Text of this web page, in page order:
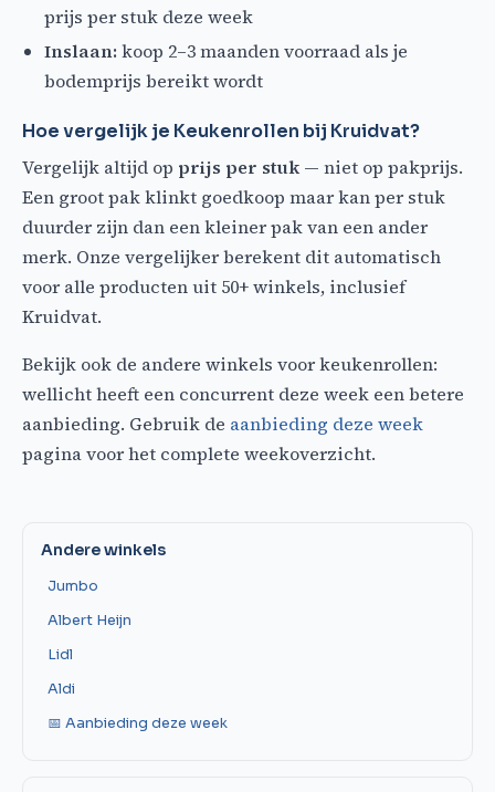
prijs per stuk deze week
Inslaan: koop 2–3 maanden voorraad als je
bodemprijs bereikt wordt
Hoe vergelijk je Keukenrollen bij Kruidvat?
Vergelijk altijd op prijs per stuk — niet op pakprijs.
Een groot pak klinkt goedkoop maar kan per stuk
duurder zijn dan een kleiner pak van een ander
merk. Onze vergelijker berekent dit automatisch
voor alle producten uit 50+ winkels, inclusief
Kruidvat.
Bekijk ook de andere winkels voor keukenrollen:
wellicht heeft een concurrent deze week een betere
aanbieding. Gebruik de aanbieding deze week
pagina voor het complete weekoverzicht.
Andere winkels
Jumbo
Albert Heijn
Lidl
Aldi
📅 Aanbieding deze week